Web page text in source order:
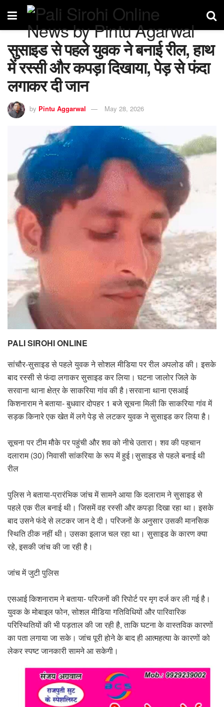
सुसाइड से पहले युवक ने बनाई रील, हाथ
में रस्सी और कपड़ा दिखाया, पेड़ से फंदा
लगाकर दी जान
by Pintu Aggarwal May 28, 2026
PALI SIROHI ONLINE
सांचौर-सुसाइड से पहले युवक ने सोशल मीडिया पर रील अपलोड की। इसके
बाद रस्सी से फंदा लगाकर सुसाइड कर लिया। घटना जालोर जिले के
सरवाना थाना क्षेत्र के साकरिया गांव की है।सरवाना थाना एसआई
किशनाराम ने बताया- बुधवार दोपहर 1 बजे सूचना मिली कि साकरिया गांव में
सड़क किनारे एक खेत में लगे पेड़ से लटकर युवक ने सुसाइड कर लिया है।
सूचना पर टीम मौके पर पहुंची और शव को नीचे उतारा। शव की पहचान
दलाराम (30) निवासी सांकरिया के रूप में हुई।सुसाइड से पहले बनाई थी
रील
पुलिस ने बताया-प्रारंभिक जांच में सामने आया कि दलाराम ने सुसाइड से
पहले एक रील बनाई थी। जिसमें वह रस्सी और कपड़ा दिखा रहा था। इसके
बाद उसने फंदे से लटकर जान दे दी। परिजनों के अनुसार उसकी मानसिक
स्थिति ठीक नहीं थी। उसका इलाज चल रहा था। सुसाइड के कारण क्या
रहे, इसकी जांच की जा रही है।
जांच में जुटी पुलिस
एसआई किशनाराम ने बताया- परिजनों की रिपोर्ट पर मृग दर्ज कर ली गई है।
युवक के मोबाइल फोन, सोशल मीडिया गतिविधियों और पारिवारिक
परिस्थितियों की भी पड़ताल की जा रही है, ताकि घटना के वास्तविक कारणों
का पता लगाया जा सके। जांच पूरी होने के बाद ही आत्महत्या के कारणों को
लेकर स्पष्ट जानकारी सामने आ सकेगी।